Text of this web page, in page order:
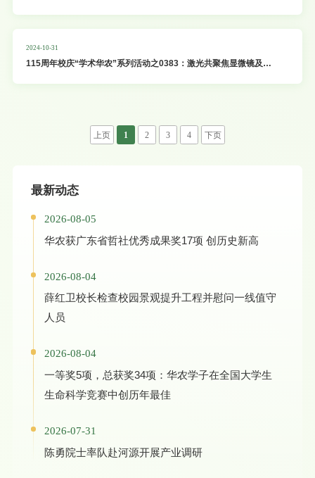
2024-10-31
115周年校庆“学术华农”系列活动之0383：激光共聚焦显微镜及超
上页 1 2 3 4 下页
最新动态
2026-08-05
华农获广东省哲社优秀成果奖17项 创历史新高
2026-08-04
薛红卫校长检查校园景观提升工程并慰问一线值守
人员
2026-08-04
一等奖5项，总获奖34项：华农学子在全国大学生
生命科学竞赛中创历年最佳
2026-07-31
陈勇院士率队赴河源开展产业调研